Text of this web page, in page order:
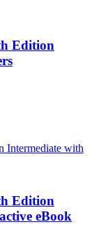
Edition
Edition
eBook